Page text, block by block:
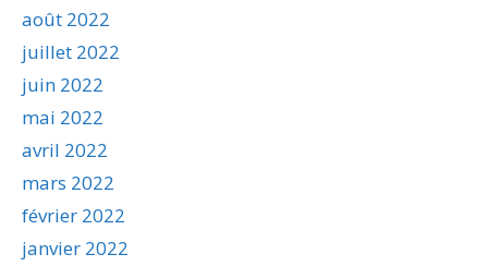
août 2022
juillet 2022
juin 2022
mai 2022
avril 2022
mars 2022
février 2022
janvier 2022